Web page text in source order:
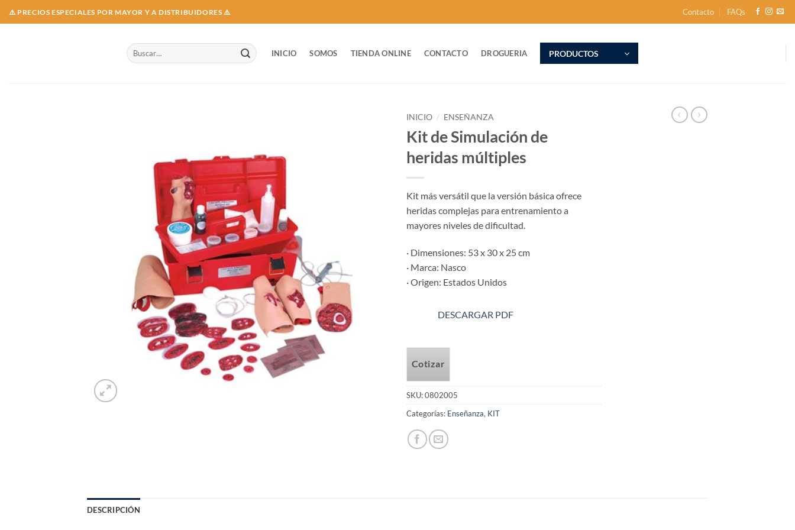
Skip
to
⚠️ PRECIOS ESPECIALES POR MAYOR Y A DISTRIBUIDORES ⚠️ Contacto FAQs
Buscar
por:
INICIO SOMOS TIENDA ONLINE CONTACTO DROGUERIA PRODUCTOS
INICIO / ENSEÑANZA
Kit de Simulación de
heridas múltiples
Kit más versátil que la versión básica ofrece
heridas complejas para entrenamiento a
mayores niveles de dificultad.
· Dimensiones: 53 x 30 x 25 cm
· Marca: Nasco
· Origen: Estados Unidos
DESCARGAR PDF
Cotizar
SKU:0802005
Categorías: Enseñanza, KIT
DESCRIPCIÓN